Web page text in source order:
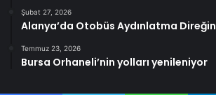
Şubat 27, 2026
Alanya’da Otobüs Aydınlatma
Temmuz 23, 2026
Bursa Orhaneli’nin yolları yenileniyor